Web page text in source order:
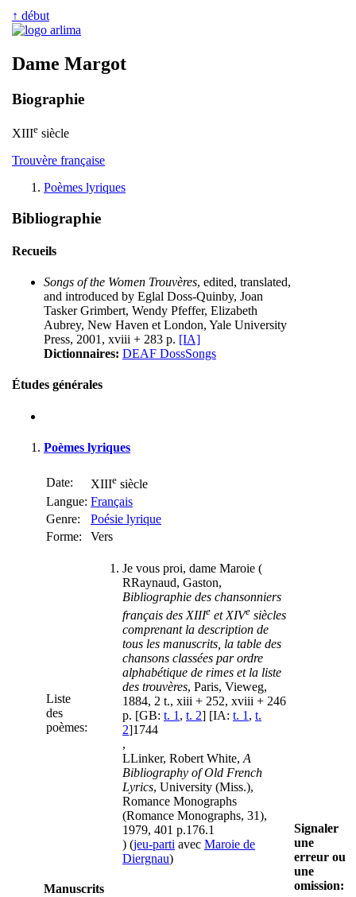
↑ début
Dame Margot
Biographie
XIIIe siècle
Trouvère française
Poèmes lyriques
Bibliographie
Recueils
Songs of the Women Trouvères, edited, translated,
and introduced by Eglal Doss-Quinby, Joan
Tasker Grimbert, Wendy Pfeffer, Elizabeth
Aubrey, New Haven et London, Yale University
Press, 2001, xviii + 283 p. [IA]
Dictionnaires: DEAF DossSongs
Études générales
Poèmes lyriques
Date: XIIIe siècle
Langue: Français
Genre:
Poésie lyrique
Forme:
Vers
Liste
des
poèmes:
Je vous proi, dame Maroie (
RRaynaud, Gaston,
Bibliographie des chansonniers
français des XIIIe et XIVe siècles
comprenant la description de
tous les manuscrits, la table des
chansons classées par ordre
alphabétique de rimes et la liste
des trouvères, Paris, Vieweg,
1884, 2 t., xiii + 252, xviii + 246
p. [GB: t. 1 , t. 2] [IA: t. 1 , t.
2]1744
,
LLinker, Robert White, A
Bibliography of Old French
Lyrics, University (Miss.),
Romance Monographs
(Romance Monographs, 31),
1979, 401 p.176.1
) (jeu-parti avec Maroie de
Diergnau)
Manuscrits
Signaler
une
erreur ou
une
omission: